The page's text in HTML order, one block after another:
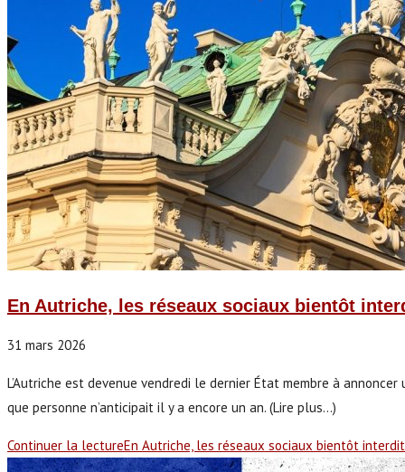
En Autriche, les réseaux sociaux bientôt
31 mars 2026
L’Autriche est devenue vendredi le dernier État membre à
que personne n’anticipait il y a encore un an. (Lire plus...)
Continuer la lectureEn Autriche, les réseaux sociaux bientôt